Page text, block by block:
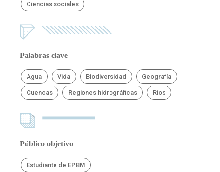
Ciencias sociales
Palabras clave
Agua Vida Biodiversidad Geografía
Cuencas Regiones hidrográficas Ríos
Público objetivo
Estudiante de EPBM